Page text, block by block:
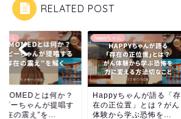
RELATED POST
ゃん
MOMEDとは何か？
ピーちゃんが提唱す
在の震え”を...
happyちゃん
Happyちゃんが語る「存
在の正位置」とは？がん
体験から学ぶ恐怖を...